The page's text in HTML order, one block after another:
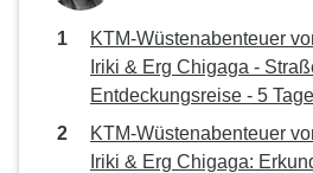
KTM-Wüstenabenteuer
Iriki & Erg Chigaga -
Entdeckungsreise - 5
KTM-Wüstenabenteuer
Iriki & Erg Chigaga: